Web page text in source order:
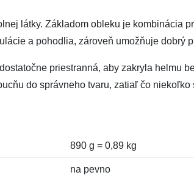
látky. Základom obleku je kombinácia
a pohodlia, zároveň umožňuje dobrý
priestranná, aby zakryla helmu
do správneho tvaru, zatiaľ čo
890 g = 0,89 kg
na pevno